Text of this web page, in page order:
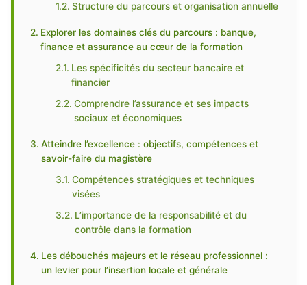
Structure du parcours et organisation annuelle
Explorer les domaines clés du parcours : banque,
finance et assurance au cœur de la formation
Les spécificités du secteur bancaire et
financier
Comprendre l’assurance et ses impacts
sociaux et économiques
Atteindre l’excellence : objectifs, compétences et
savoir-faire du magistère
Compétences stratégiques et techniques
visées
L’importance de la responsabilité et du
contrôle dans la formation
Les débouchés majeurs et le réseau professionnel :
un levier pour l’insertion locale et générale